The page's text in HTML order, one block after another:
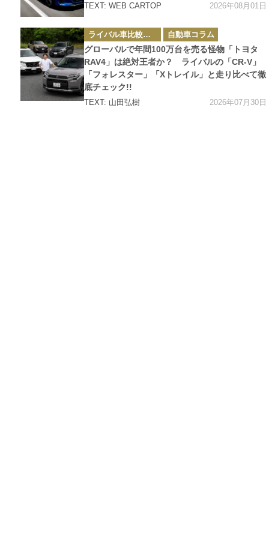
TEXT: WEB CARTOP 2026年08月01日
カ
テ
ゴ
リ
ー
ライバル車比較テスト 自動車コラム
グローバルで年間100万台を売る怪物「トヨタ
RAV4」は絶対王者か？ ライバルの「CR-V」
「フォレスター」「Xトレイル」と走り比べて徹
底チェック!!
TEXT: 山田弘樹 2026年07月30日